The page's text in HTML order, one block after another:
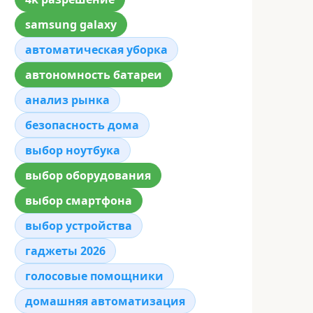
samsung galaxy
автоматическая уборка
автономность батареи
анализ рынка
безопасность дома
выбор ноутбука
выбор оборудования
выбор смартфона
выбор устройства
гаджеты 2026
голосовые помощники
домашняя автоматизация